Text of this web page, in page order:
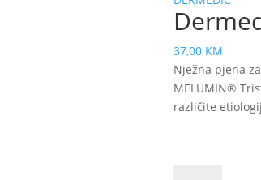
37,00 KM
Nježna pjena
MELUMIN®
različite